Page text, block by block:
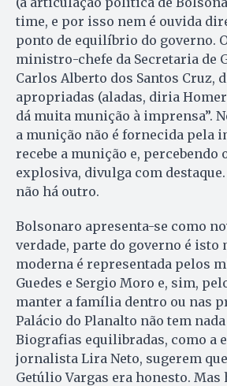
time, e por isso nem é ouvida
ponto de equilíbrio do governo.
ministro-chefe da Secretaria de
Carlos Alberto dos Santos Cruz,
apropriadas (aladas, diria
dá muita munição à imprensa”.
a munição não é fornecida pela
recebe a munição e, percebendo
explosiva, divulga com destaque.
não há outro.
Bolsonaro apresenta-se como
verdade, parte do governo é isto
moderna é representada pelos
Guedes e Sergio Moro e, sim,
manter a família dentro ou nas
Palácio do Planalto não tem
Biografias equilibradas, como a
jornalista Lira Neto, sugerem
Getúlio Vargas era honesto.